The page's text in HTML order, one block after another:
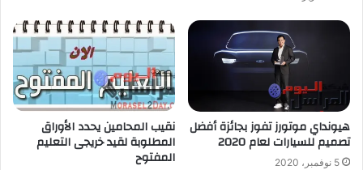
هيونداي موتورز تفوز بجائزة أفضل
تصميم للسيارات لعام 2020
5 نوفمبر، 2020
نقيب المحامين يحدد الأوراق
المطلوبة لقيد خريجى التعليم
المفتوح